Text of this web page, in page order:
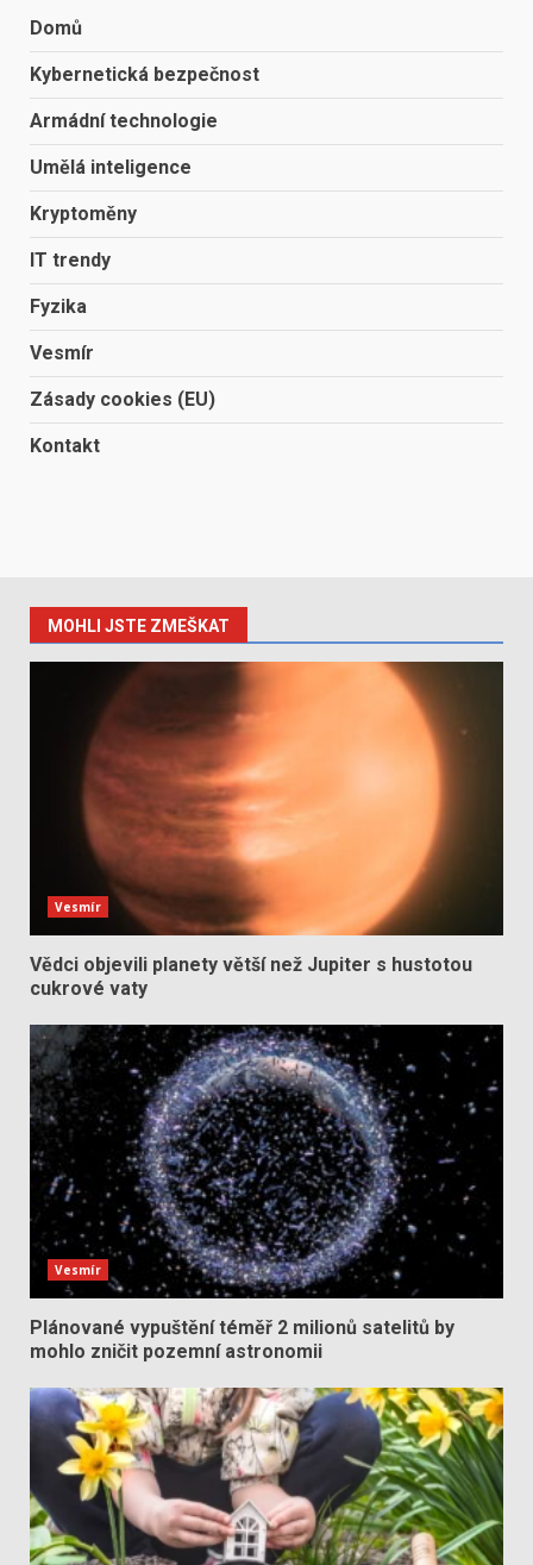
Domů
Kybernetická bezpečnost
Armádní technologie
Umělá inteligence
Kryptoměny
IT trendy
Fyzika
Vesmír
Zásady cookies (EU)
Kontakt
MOHLI JSTE ZMEŠKAT
Vesmír
Vědci objevili planety větší než Jupiter s hustotou
cukrové vaty
Vesmír
Plánované vypuštění téměř 2 milionů satelitů by
mohlo zničit pozemní astronomii